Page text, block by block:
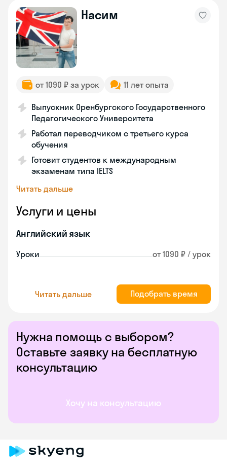
Нужна помощь с выбором?
Оставьте заявку на бесплатную
консультацию
Хочу на консультацию
Насим
от 1090 ₽ за урок 11 лет опыта
Выпускник Оренбургского Государственного
Педагогического Университета
Работал переводчиком с третьего курса
обучения
Готовит студентов к международным
экзаменам типа IELTS
Читать дальше
Услуги и цены
Английский язык
Уроки от 1090 ₽ / урок
Читать дальше Подобрать время